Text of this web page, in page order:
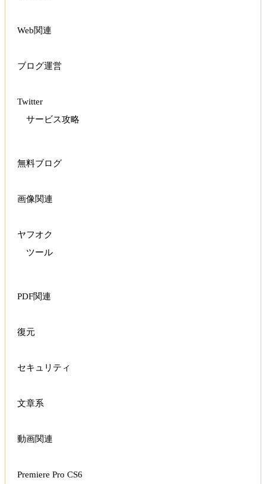
Web関連
ブログ運営
Twitter
サービス攻略
無料ブログ
画像関連
ヤフオク
ツール
PDF関連
復元
セキュリティ
文章系
動画関連
Premiere Pro CS6